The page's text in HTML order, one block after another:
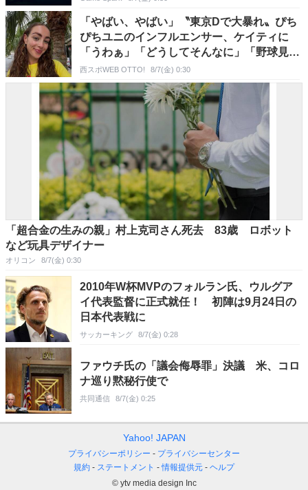
「やばい、やばい」〝東京Dで大暴れ〟ぴち
ぴちユニのインフルエンサー、ケイティに
「うわぁ」「どうしてそんなに」「野球見て
ないだろう」
西スポWEB OTTO! 8/7(金) 0:30
「超合金の生みの親」村上克司さん死去 83歳 ロボット
など玩具デザイナー
オリコン 8/7(金) 0:30
2010年W杯MVPのフォルラン氏、ウルグア
イ代表監督に正式就任！ 初陣は9月24日の
日本代表戦に
サッカーキング 8/7(金) 0:28
ファウチ氏の「議会侮辱罪」決議 米、コロ
ナ巡り黙秘行使で
共同通信 8/7(金) 0:25
Yahoo! JAPAN
プライバシーポリシー
プライバシーセンター
規約
ステートメント 情報提供元
ヘルプ
© ytv media design Inc